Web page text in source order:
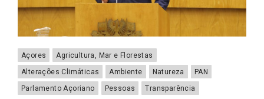
Açores
Agricultura, Mar e Florestas
Alterações Climáticas
Ambiente Natureza
PAN
Parlamento Açoriano
Pessoas Transparência